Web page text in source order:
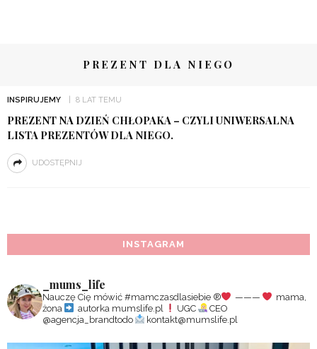
PREZENT DLA NIEGO
INSPIRUJEMY 8 LAT TEMU
PREZENT NA DZIEŃ CHŁOPAKA – CZYLI UNIWERSALNA
LISTA PREZENTÓW DLA NIEGO.
UDOSTĘPNIJ
INSTAGRAM
_mums_life
Nauczę Cię mówić #mamczasdlasiebie ®️ ———
mama,
żona
autorka mumslife.pl UGC
CEO
@agencja_brandtodo
kontakt@mumslife.pl